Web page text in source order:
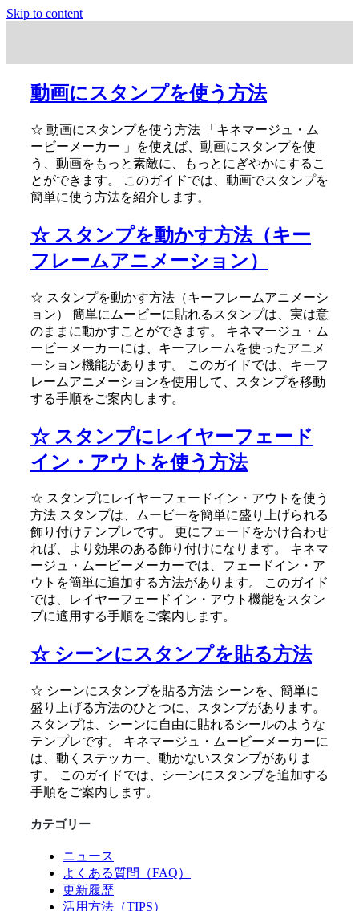
Skip to content
動画にスタンプを使う方法
☆ 動画にスタンプを使う方法 「キネマージュ・ム
ービーメーカー 」を使えば、動画にスタンプを使
う、動画をもっと素敵に、もっとにぎやかにするこ
とができます。 このガイドでは、動画でスタンプを
簡単に使う方法を紹介します。
☆ スタンプを動かす方法（キー
フレームアニメーション）
☆ スタンプを動かす方法（キーフレームアニメーシ
ョン） 簡単にムービーに貼れるスタンプは、実は意
のままに動かすことができます。 キネマージュ・ム
ービーメーカーには、キーフレームを使ったアニメ
ーション機能があります。 このガイドでは、キーフ
レームアニメーションを使用して、スタンプを移動
する手順をご案内します。
☆ スタンプにレイヤーフェード
イン・アウトを使う方法
☆ スタンプにレイヤーフェードイン・アウトを使う
方法 スタンプは、ムービーを簡単に盛り上げられる
飾り付けテンプレです。 更にフェードをかけ合わせ
れば、より効果のある飾り付けになります。 キネマ
ージュ・ムービーメーカーでは、フェードイン・ア
ウトを簡単に追加する方法があります。 このガイド
では、レイヤーフェードイン・アウト機能をスタン
プに適用する手順をご案内します。
☆ シーンにスタンプを貼る方法
☆ シーンにスタンプを貼る方法 シーンを、簡単に
盛り上げる方法のひとつに、スタンプがあります。
スタンプは、シーンに自由に貼れるシールのような
テンプレです。 キネマージュ・ムービーメーカーに
は、動くステッカー、動かないスタンプがありま
す。 このガイドでは、シーンにスタンプを追加する
手順をご案内します。
カテゴリー
ニュース
よくある質問（FAQ）
更新履歴
活用方法（TIPS）